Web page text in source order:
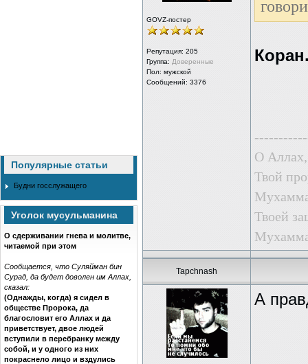
Популярные статьи
Будни госслужащего
Уголок мусульманина
О сдерживании гнева и молитве,
читаемой при этом
Сообщается, что Суляйман бин
Сурад, да будет доволен им Аллах,
сказал:
(Однажды, когда) я сидел в
обществе Пророка, да
благословит его Аллах и да
приветствует, двое людей
вступили в перебранку между
собой, и у одного из них
покраснело лицо и вздулись
GOVZ-постер
Репутация: 205
Группа: Доверенные
Пол: мужской
Сообщений: 3376
О Аллах,
Твой
Твоей
Tapchnash
А